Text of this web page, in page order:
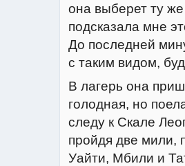
она выберет ту
подсказала мне
До последней
с таким видом,
В лагерь она
голодная, но
следу к Скале
пройдя две мили,
Уайти, Мбили и